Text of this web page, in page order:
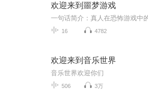
欢迎来到噩梦游戏
16 4782
欢迎来到音乐世界
音乐世界欢迎你们
506 3万